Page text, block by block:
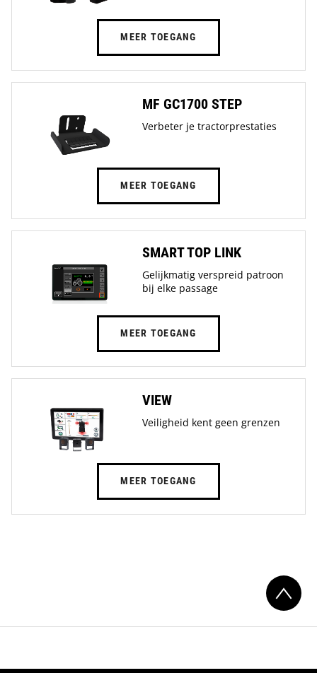
MEER TOEGANG
MF GC1700 STEP
Verbeter je tractorprestaties
MEER TOEGANG
SMART TOP LINK
Gelijkmatig verspreid patroon
bij elke passage
MEER TOEGANG
VIEW
Veiligheid kent geen grenzen
MEER TOEGANG